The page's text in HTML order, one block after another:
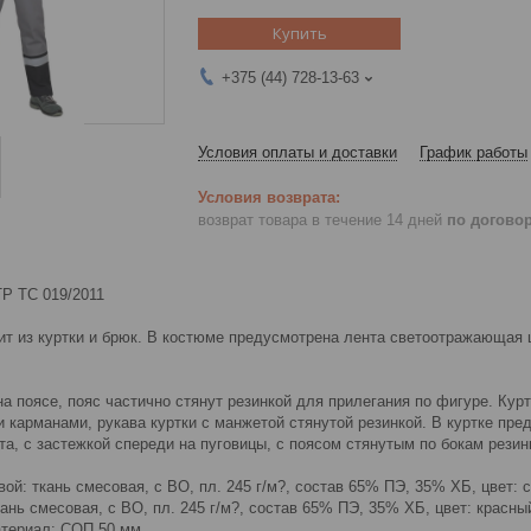
Купить
+375 (44) 728-13-63
Условия оплаты и доставки График работы
возврат товара в течение 14 дней по
ТС 019/2011
из куртки и брюк. В костюме предусмотрена лента
поясе, пояс частично стянут резинкой для прилегания по фигуре.
рукава куртки с манжетой стянутой резинкой. В куртке
с застежкой спереди на пуговицы, с поясом стянутым по бокам
ткань смесовая, с ВО, пл. 245 г/м?, состав 65% ПЭ, 35% ХБ, цвет:
смесовая, с ВО, пл. 245 г/м?, состав 65% ПЭ, 35% ХБ, цвет: